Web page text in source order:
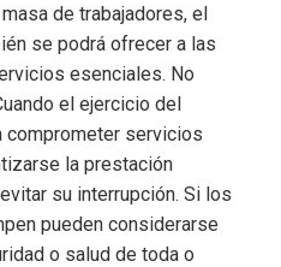
de trabajadores, el
se podrá ofrecer a las
esenciales. No
el ejercicio del
comprometer servicios
la prestación
su interrupción. Si los
pueden considerarse
o salud de toda o